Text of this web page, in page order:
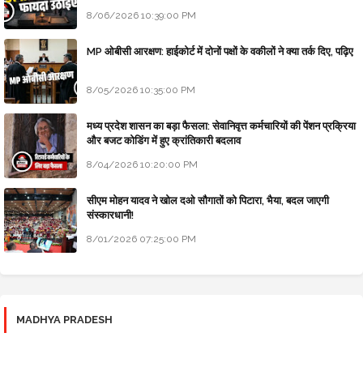
8/06/2026 10:39:00 PM
MP ओबीसी आरक्षण: हाईकोर्ट में दोनों पक्षों के वकीलों ने क्या तर्क दिए, पढ़िए
8/05/2026 10:35:00 PM
मध्य प्रदेश शासन का बड़ा फैसला: सेवानिवृत्त कर्मचारियों की पेंशन प्रक्रिया
और बजट कोडिंग में हुए क्रांतिकारी बदलाव
8/04/2026 10:20:00 PM
सीएम मोहन यादव ने खोल दओ सौगातों को पिटारा, भैया, बदल जाएगी
संस्कारधानी!
8/01/2026 07:25:00 PM
MADHYA PRADESH